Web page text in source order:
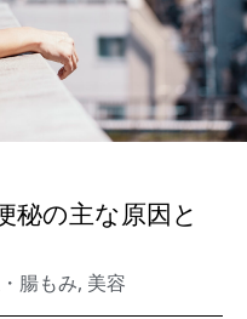
秘の主な原因と
腸もみ, 美容